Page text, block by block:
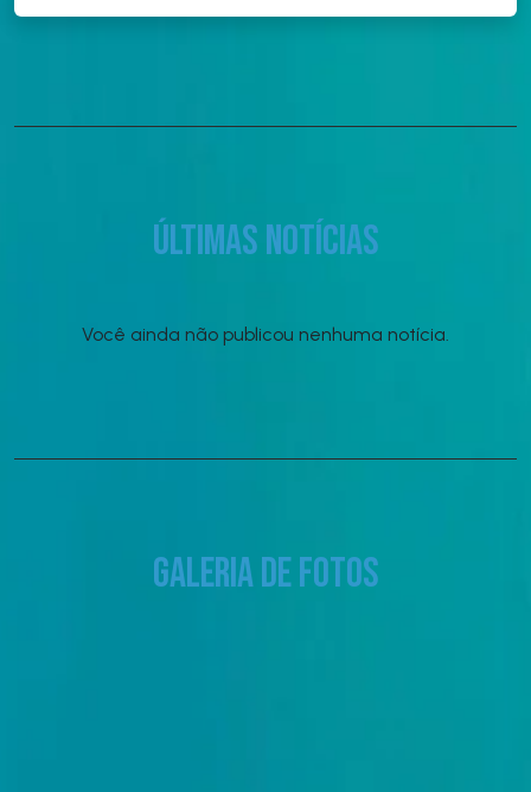
Últimas notícias
Você ainda não publicou nenhuma notícia.
Galeria de fotos